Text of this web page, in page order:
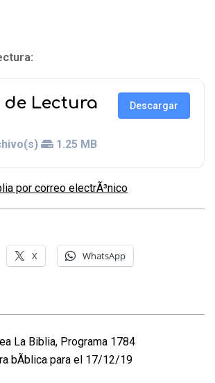
de Lectura
1.25 MB
Descargar
por correo electrÃ³nico
X WhatsApp
La Biblia, Programa 1784
bÃ­blica para el 17/12/19